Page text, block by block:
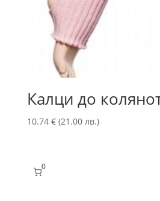
Калци до
10.74 € (21.00 лв.)
0